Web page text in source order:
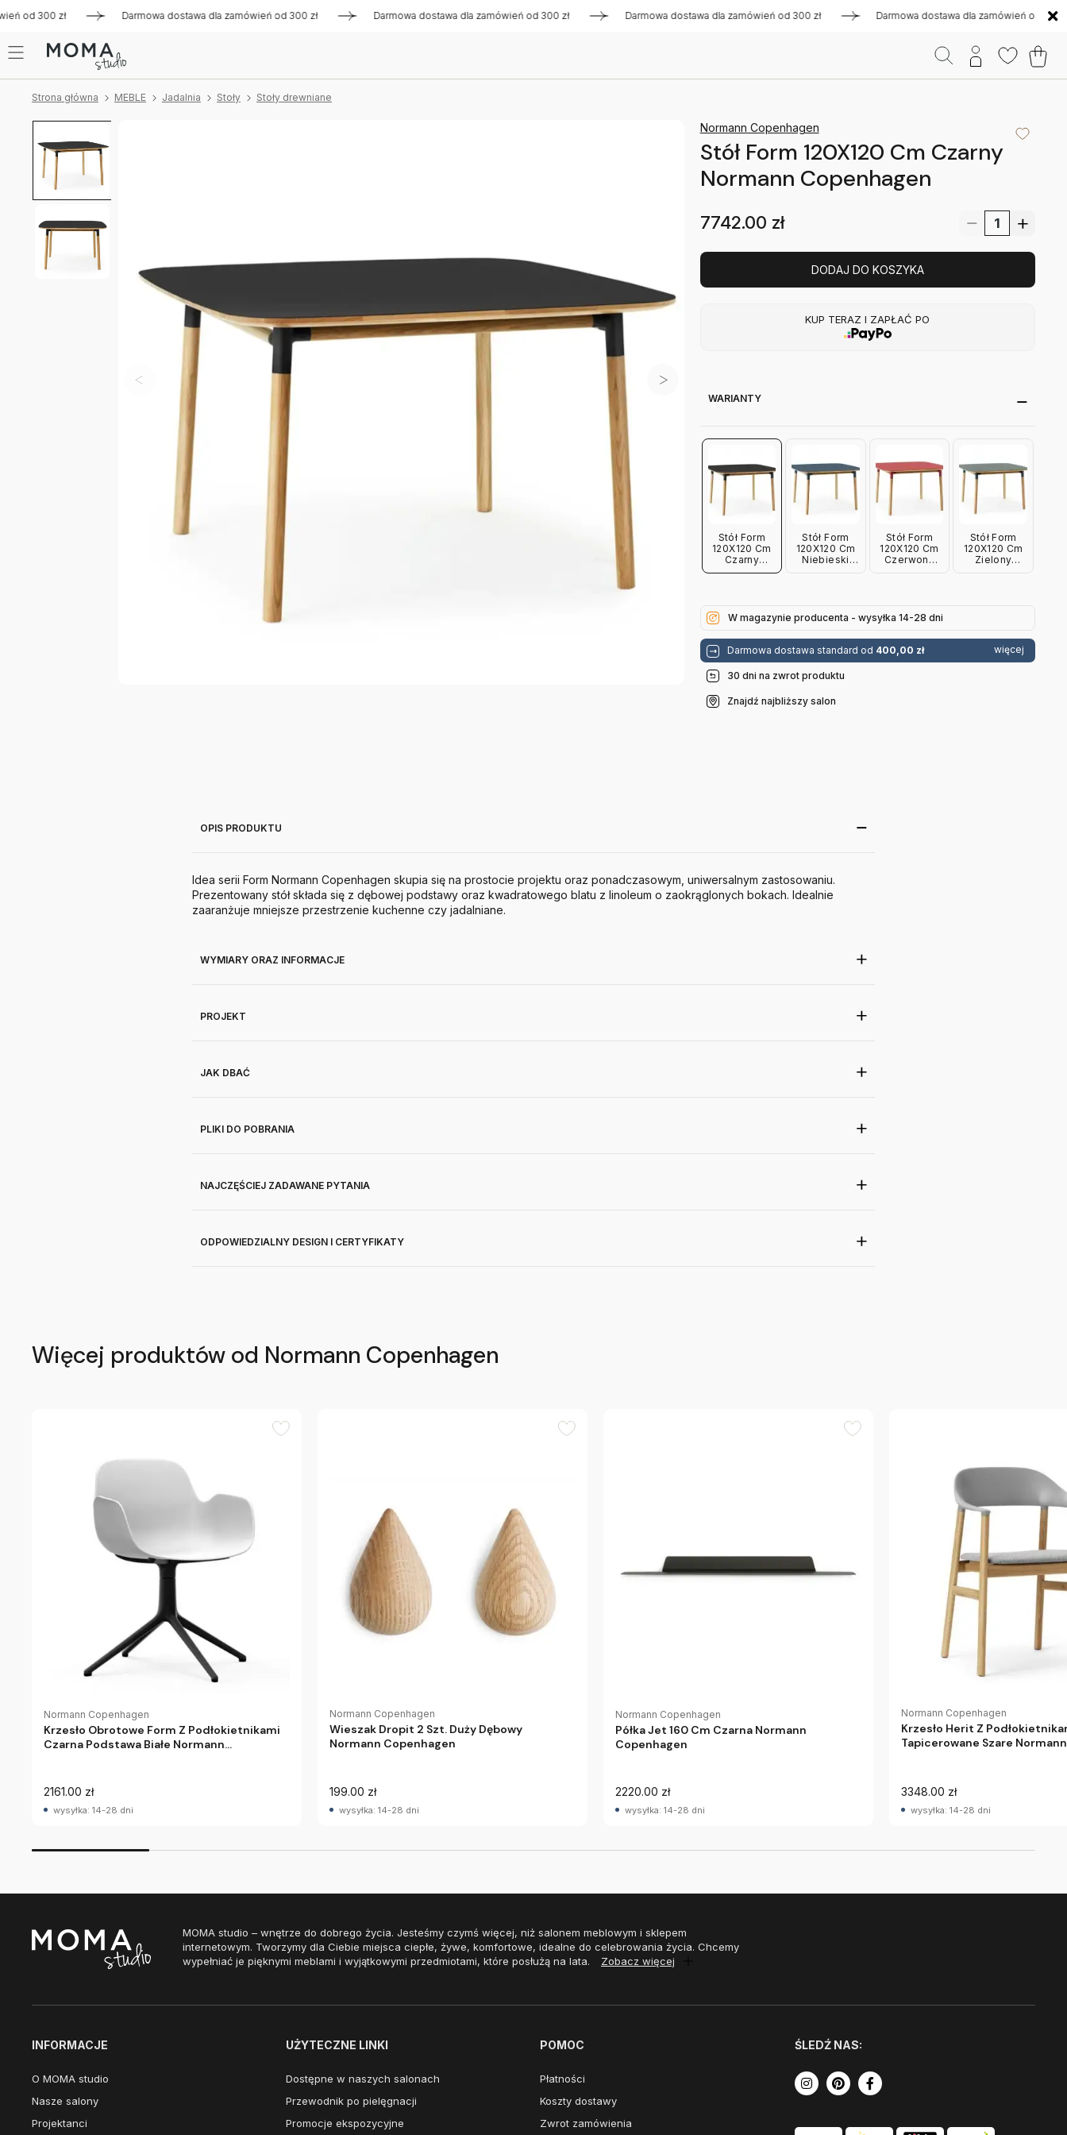
od 300 zł Darmowa dostawa dla zamówień od 300 zł Darmowa dostawa dla zamówień od 300 zł Darmowa dostawa dla zamówień od 300 zł Darmowa dostawa dla zamówień od 300 zł
Strona główna MEBLE Jadalnia Stoły Stoły drewniane
Normann Copenhagen
Stół Form 120X120 Cm Czarny
Normann Copenhagen
7742.00 zł
DODAJ DO KOSZYKA
KUP TERAZ I ZAPŁAĆ PO
WARIANTY
Stół Form
120X120 Cm
Czarny
Normann
Stół Form
120X120 Cm
Niebieski
Stół Form
120X120 Cm
Czerwony
Stół Form
120X120 Cm
Zielony
W magazynie producenta - wysyłka 14-28 dni
Darmowa dostawa standard od 400,00 zł więcej
30 dni na zwrot produktu
Znajdź najbliższy salon
OPIS PRODUKTU
Idea serii Form Normann Copenhagen skupia się na prostocie projektu oraz ponadczasowym, uniwersalnym zastosowaniu.
Prezentowany stół składa się z dębowej podstawy oraz kwadratowego blatu z linoleum o zaokrąglonych bokach. Idealnie
zaaranżuje mniejsze przestrzenie kuchenne czy jadalniane.
WYMIARY ORAZ INFORMACJE
PROJEKT
JAK DBAĆ
PLIKI DO POBRANIA
NAJCZĘŚCIEJ ZADAWANE PYTANIA
ODPOWIEDZIALNY DESIGN I CERTYFIKATY
Więcej produktów od Normann Copenhagen
Normann Copenhagen
Krzesło Obrotowe Form Z Podłokietnikami
Czarna Podstawa Białe Normann
2161.00 zł
wysyłka: 14-28 dni
Normann Copenhagen
Wieszak Dropit 2 Szt. Duży Dębowy
Normann Copenhagen
199.00 zł
wysyłka: 14-28 dni
Normann Copenhagen
Półka Jet 160 Cm Czarna Normann
Copenhagen
2220.00 zł
wysyłka: 14-28 dni
Normann Copenhagen
Krzesło Herit Z
Tapicerowane Szare
3348.00 zł
wysyłka: 14-28 dni
MOMA studio – wnętrze do dobrego życia. Jesteśmy czymś więcej, niż salonem meblowym i sklepem
internetowym. Tworzymy dla Ciebie miejsca ciepłe, żywe, komfortowe, idealne do celebrowania życia. Chcemy
wypełniać je pięknymi meblami i wyjątkowymi przedmiotami, które posłużą na lata.
Zobacz więcej
INFORMACJE
O MOMA studio
Nasze salony
Projektanci
UŻYTECZNE LINKI
Dostępne w naszych salonach
Przewodnik po pielęgnacji
Promocje ekspozycyjne
POMOC
Płatności
Koszty dostawy
Zwrot zamówienia
ŚLEDŹ NAS: